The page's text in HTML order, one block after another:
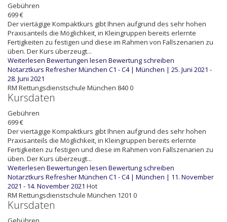
Gebühren
699 €
Der viertägige Kompaktkurs gibt Ihnen aufgrund des sehr hohen
Praxisanteils die Möglichkeit, in Kleingruppen bereits erlernte
Fertigkeiten zu festigen und diese im Rahmen von Fallszenarien zu
üben. Der Kurs überzeugt...
Weiterlesen Bewertungen lesen Bewertung schreiben
Notarztkurs Refresher München C1 - C4 | München | 25. Juni 2021 -
28. Juni 2021
RM Rettungsdienstschule München 8400
Kursdaten
Gebühren
699 €
Der viertägige Kompaktkurs gibt Ihnen aufgrund des sehr hohen
Praxisanteils die Möglichkeit, in Kleingruppen bereits erlernte
Fertigkeiten zu festigen und diese im Rahmen von Fallszenarien zu
üben. Der Kurs überzeugt...
Weiterlesen Bewertungen lesen Bewertung schreiben
Notarztkurs Refresher München C1 - C4 | München | 11. November
2021 - 14. November 2021 Hot
RM Rettungsdienstschule München 1201 0
Kursdaten